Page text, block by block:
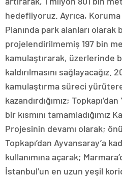
hedefliyoruz. Ayrıca,
Planında park alanları
projelendirilmemiş 197 bin
kamulaştırarak, üzerlerinde
kaldırılmasını sağlayacağız.
kamulaştırma süreci
kazandırdığımız;
bir kısmını tamamladığımız
Projesinin devamı olarak;
Topkapı’dan Ayvansaray’a
kullanımına açarak;
İstanbul’un en uzun yeşil